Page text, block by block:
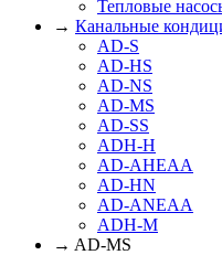
Тепловые
→ Канальные
AD-S
AD-HS
AD-NS
AD-MS
AD-SS
ADH-H
AD-AHEAA
AD-HN
AD-ANEAA
ADH-M
→ AD-MS